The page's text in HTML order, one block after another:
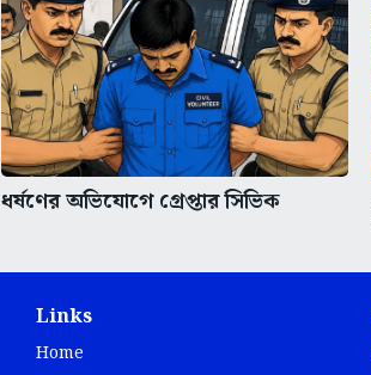
ধর্ষণের অভিযোগে গ্রেপ্তার সিভিক
Links
Home